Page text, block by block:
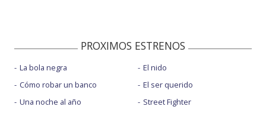
PROXIMOS ESTRENOS
La bola negra
Cómo robar un banco
Una noche al año
El nido
El ser querido
Street Fighter